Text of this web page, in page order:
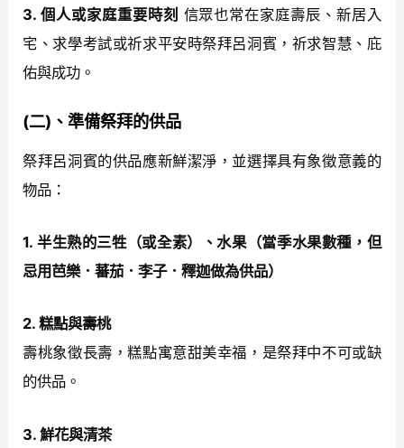
3. 個人或家庭重要時刻 信眾也常在家庭壽辰、新居入
宅、求學考試或祈求平安時祭拜呂洞賓，祈求智慧、庇
佑與成功。
(二)、準備祭拜的供品
祭拜呂洞賓的供品應新鮮潔淨，並選擇具有象徵意義的
物品：
1. 半生熟的三牲（或全素）、水果（當季水果數種，但
忌用芭樂．蕃茄．李子．釋迦做為供品）
2. 糕點與壽桃
壽桃象徵長壽，糕點寓意甜美幸福，是祭拜中不可或缺
的供品。
3. 鮮花與清茶